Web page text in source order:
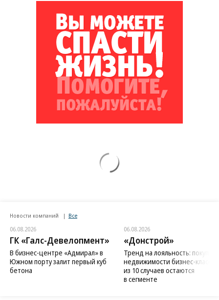
Новости компаний Все
06.08.2026
ГК «Галс-Девелопмент»
В бизнес-центре «Адмирал» в
Южном порту залит первый куб
бетона
06.08.2026
«Донстрой»
Тренд на лояльность:
недвижимости бизнес-класса
из 10 случаев остаются
в сегменте